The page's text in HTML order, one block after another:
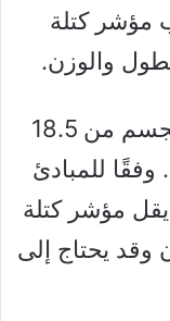
مؤشر كتلة
والوزن.
سيكون الشخص بمؤشر كتلة الجسم من 18.5
وفقًا للمبادئ
مؤشر كتلة
وقد يحتاج إلى